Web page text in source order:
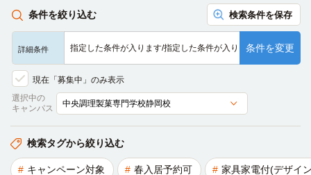
条件を絞り込む 検索条件を保存
詳細条件 指定した条件が入ります/指定した条件が入ります/指定した条…
条件を変更
現在「募集中」のみ表示
選択中の
キャンパス
検索タグから絞り込む
キャンペーン対象 春入居予約可 家具家電付(デザイ